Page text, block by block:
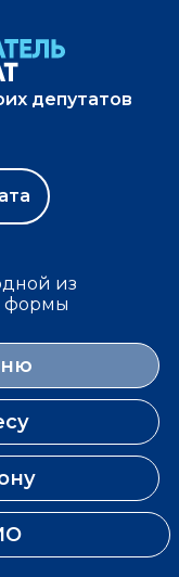
депутатов
из
формы